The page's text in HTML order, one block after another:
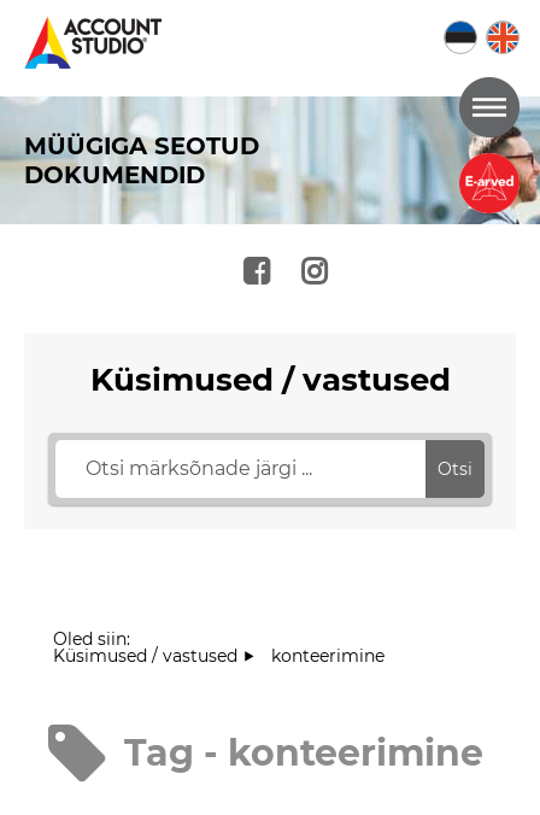
Mine
lehe
sisu
MÜÜGIGA SEOTUD
DOKUMENDID
Küsimused / vastused
Otsi
Oled siin:
Küsimused / vastused konteerimine
Tag - konteerimine